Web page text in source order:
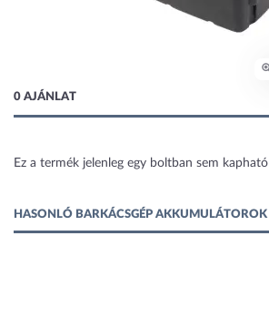
0 AJÁNLAT
Ez a termék jelenleg egy boltban sem kapható
HASONLÓ BARKÁCSGÉP AKKUMULÁTOROK